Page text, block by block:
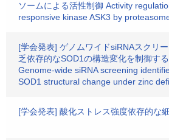
ソームによる活性制御 Activity
responsive kinase ASK3 by
[学会発表] ゲノムワイドsiRNAスクリ
乏依存的なSOD1の構造変化を制御す
Genome-wide siRNA screening
SOD1 structural change under zinc
[学会発表] 酸化ストレス強度依存的な